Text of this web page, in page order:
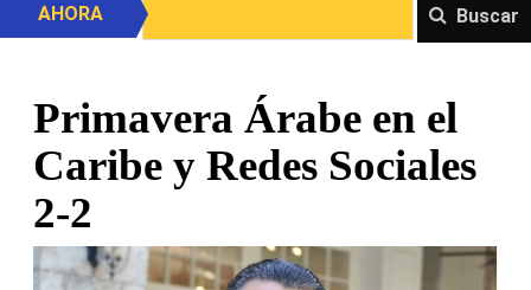
Buscar
AHORA
Primavera Árabe en el
Caribe y Redes Sociales
2-2